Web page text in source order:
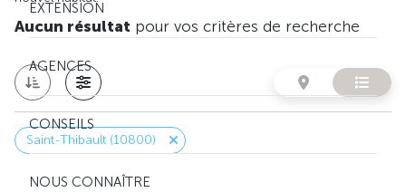
EXTENSION
AGENCES
CONSEILS
NOUS CONNAÎTRE
Aucun résultat pour vos critères de recherche
Saint-Thibault (10800)